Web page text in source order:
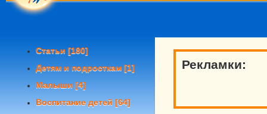
Статьи [180]
Детям и подросткам [1]
Малыши [4]
Воспитание детей [64]
Рекламки: